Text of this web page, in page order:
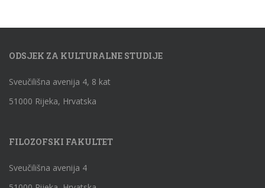
ODSJEK ZA KULTURALNE STUDIJE
Sveučilišna avenija 4, 8 kat
51000 Rijeka, Hrvatska
FILOZOFSKI FAKULTET
Sveučilišna avenija 4